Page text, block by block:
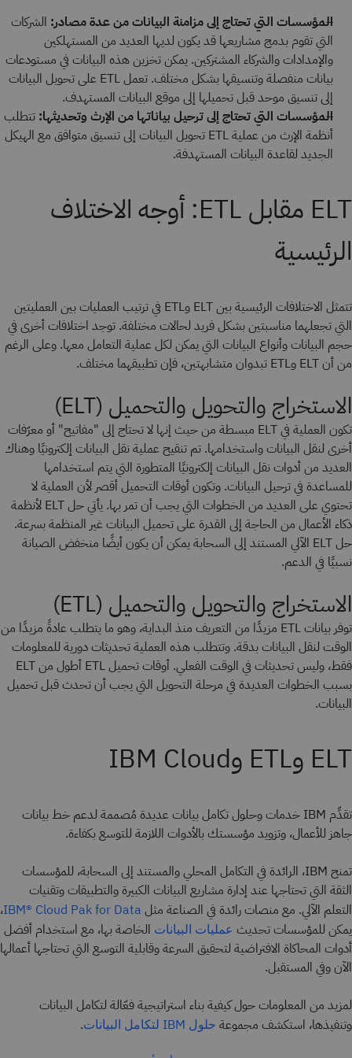
المؤسسات التي تحتاج إلى مزامنة البيانات من عدة مصادر: الشركات
التي تقوم بدمج مشاريعها قد يكون لديها العديد من المستهلكين
والإمدادات والشركاء المشتركين. يمكن تخزين هذه البيانات في مستودعات
بيانات منفصلة وتنسيقها بشكل مختلف. تعمل ETL على تحويل البيانات
إلى تنسيق موحد قبل تحميلها إلى موقع البيانات المستهدف.
المؤسسات التي تحتاج إلى ترحيل بياناتها من الإرث وتحديثها: تتطلب
أنظمة الإرث من عملية ETL تحويل البيانات إلى تنسيق متوافق مع الهيكل
الجديد لقاعدة البيانات المستهدفة.
ELT مقابل ETL: أوجه الاختلاف
الرئيسية
تتمثل الاختلافات الرئيسية بين ELT وETL في ترتيب العمليات بين العمليتين
التي تجعلهما مناسبتين بشكل فريد لحالات مختلفة. توجد اختلافات أخرى في
حجم البيانات وأنواع البيانات التي يمكن لكل عملية التعامل معها. وعلى الرغم
من أن ELT وETL تبدوان متشابهتين، فإن تطبيقهما مختلف.
الاستخراج والتحويل والتحميل (ELT)
تكون العملية في ELT مبسطة من حيث إنها لا تحتاج إلى "مفاتيح" أو معرّفات
أخرى لنقل البيانات واستخدامها. تم تنقيح عملية نقل البيانات إلكترونيًا وهناك
العديد من أدوات نقل البيانات إلكترونيًا المتطورة التي يتم استخدامها
للمساعدة في ترحيل البيانات. وتكون أوقات التحميل أقصر لأن العملية لا
تحتوي على العديد من الخطوات التي يجب أن تمر بها. يأتي حل ELT لأنظمة
ذكاء الأعمال من الحاجة إلى القدرة على تحميل البيانات غير المنظمة بسرعة.
حل ELT الآلي المستند إلى السحابة يمكن أن يكون أيضًا منخفض الصيانة
نسبيًا في الدعم.
الاستخراج والتحويل والتحميل (ETL)
توفر بيانات ETL مزيدًا من التعريف منذ البداية، وهو ما يتطلب عادةً مزيدًا من
الوقت لنقل البيانات بدقة. وتتطلب هذه العملية تحديثات دورية للمعلومات
فقط، وليس تحديثات في الوقت الفعلي. أوقات تحميل ETL أطول من ELT
بسبب الخطوات العديدة في مرحلة التحويل التي يجب أن تحدث قبل تحميل
البيانات.
ELT وETL وIBM Cloud
تقدِّم IBM خدمات وحلول تكامل بيانات عديدة مُصممة لدعم خط بيانات
جاهز للأعمال، وتزويد مؤسستك بالأدوات اللازمة للتوسع بكفاءة.
تمنح IBM، الرائدة في التكامل المحلي والمستند إلى السحابة، للمؤسسات
الثقة التي تحتاجها عند إدارة مشاريع البيانات الكبيرة والتطبيقات وتقنيات
التعلم الآلي. مع منصات رائدة في الصناعة مثل IBM® Cloud Pak for Data،
يمكن للمؤسسات تحديث عمليات البيانات الخاصة بها، مع استخدام أفضل
أدوات المحاكاة الافتراضية لتحقيق السرعة وقابلية التوسع التي تحتاجها أعمالها
الآن وفي المستقبل.
لمزيد من المعلومات حول كيفية بناء استراتيجية فعّالة لتكامل البيانات
وتنفيذها، استكشف مجموعة حلول IBM لتكامل البيانات .